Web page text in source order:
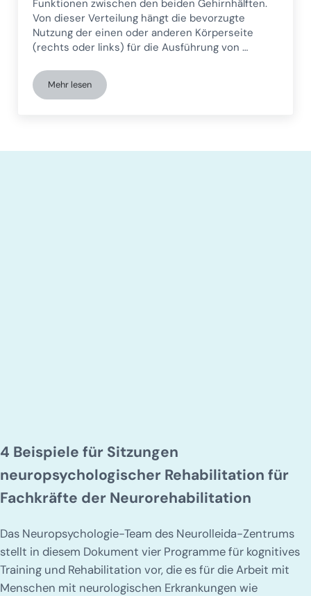
Funktionen zwischen den beiden Gehirnhälften.
Von dieser Verteilung hängt die bevorzugte
Nutzung der einen oder anderen Körperseite
(rechts oder links) für die Ausführung von …
Mehr lesenGekreuzte Lateralität und Lernschwierigkeiten: Aktivitäten
4 Beispiele für Sitzungen
neuropsychologischer Rehabilitation für
Fachkräfte der Neurorehabilitation
Das Neuropsychologie-Team des Neurolleida-Zentrums
stellt in diesem Dokument vier Programme für kognitives
Training und Rehabilitation vor, die es für die Arbeit mit
Menschen mit neurologischen Erkrankungen wie